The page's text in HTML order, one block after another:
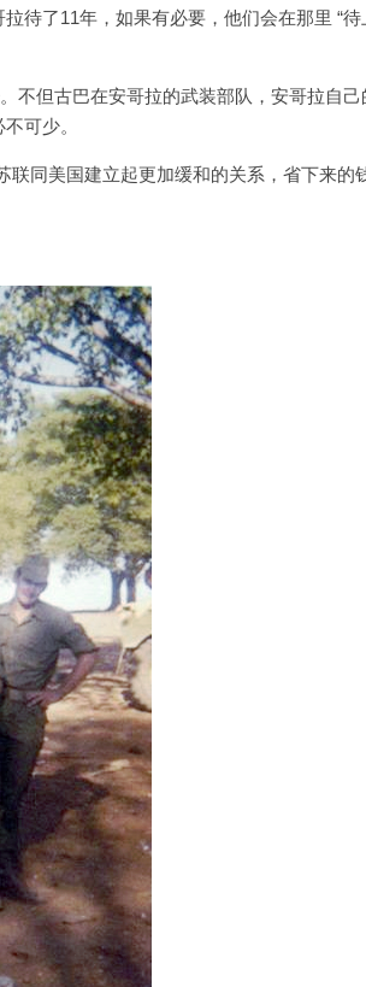
待了11年，如果有必要，他们会在那里 “待
不但古巴在安哥拉的武装部队，安哥拉自己
可少。
同美国建立起更加缓和的关系，省下来的